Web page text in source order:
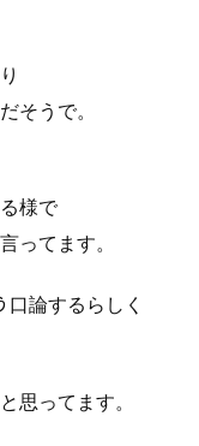
そうで。
様で
ってます。
口論するらしく
思ってます。